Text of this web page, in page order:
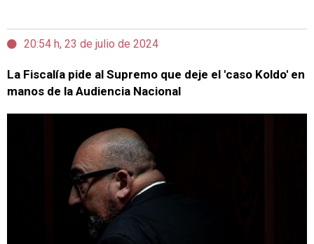
20:54 h, 23 de julio de 2024
La Fiscalía pide al Supremo que deje el 'caso Koldo' en
manos de la Audiencia Nacional